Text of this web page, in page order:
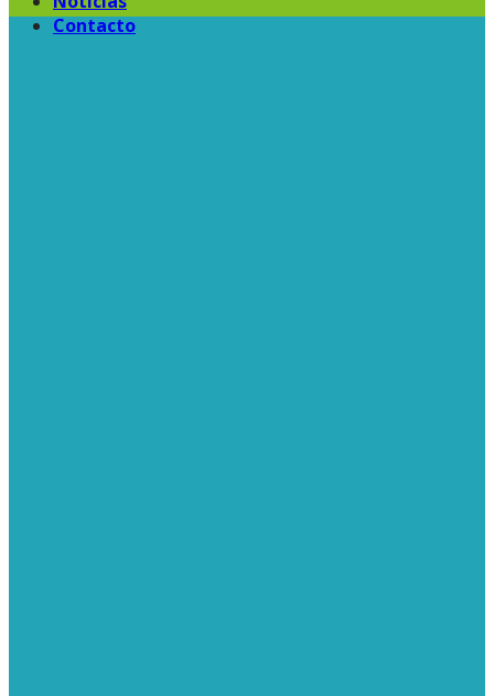
Contacto